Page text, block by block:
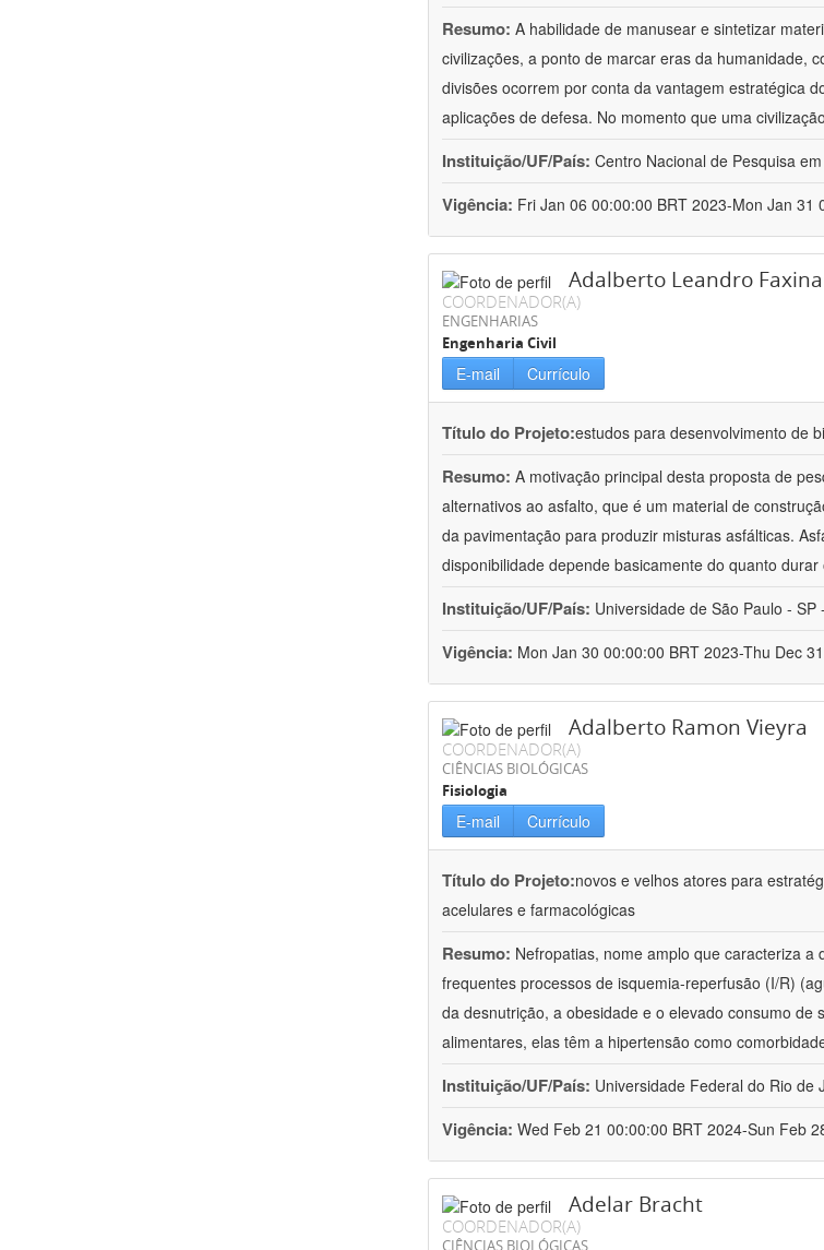
Resumo: A habilidade de manusear e sintetizar
civilizações, a ponto de marcar eras da humanidade,
divisões ocorrem por conta da vantagem estratégica
aplicações de defesa. No momento que uma
Instituição/UF/País: Centro Nacional de Pesquisa
Vigência: Fri Jan 06 00:00:00 BRT 2023-Mon Jan 31
Adalberto Leandro Faxina
COORDENADOR(A)
ENGENHARIAS
Engenharia Civil
E-mail Currículo
Título do Projeto:estudos para desenvolvimento de
Resumo: A motivação principal desta proposta de
alternativos ao asfalto, que é um material de
da pavimentação para produzir misturas asfálticas.
disponibilidade depende basicamente do quanto
Instituição/UF/País: Universidade de São Paulo - SP
Vigência: Mon Jan 30 00:00:00 BRT 2023-Thu Dec
Adalberto Ramon Vieyra
COORDENADOR(A)
CIÊNCIAS BIOLÓGICAS
Fisiologia
E-mail Currículo
Título do Projeto:novos e velhos atores para
acelulares e farmacológicas
Resumo: Nefropatias, nome amplo que caracteriza
frequentes processos de isquemia-reperfusão (I/R)
da desnutrição, a obesidade e o elevado consumo
alimentares, elas têm a hipertensão como
Instituição/UF/País: Universidade Federal do Rio de
Vigência: Wed Feb 21 00:00:00 BRT 2024-Sun Feb
Adelar Bracht
COORDENADOR(A)
CIÊNCIAS BIOLÓGICAS